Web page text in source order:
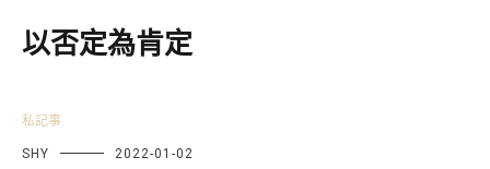
以否定為肯定
私記事
SHY 2022-01-02